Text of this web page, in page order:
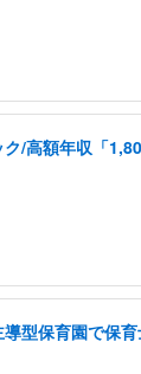
/高額年収「
導型保育園で保